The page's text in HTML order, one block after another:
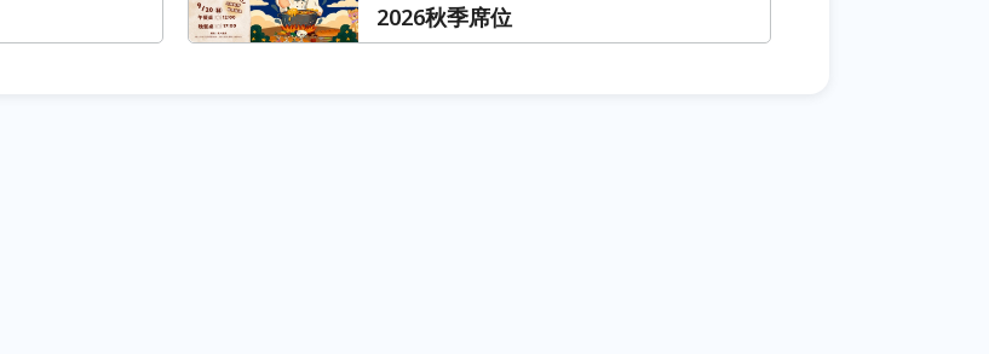
2026秋季席位